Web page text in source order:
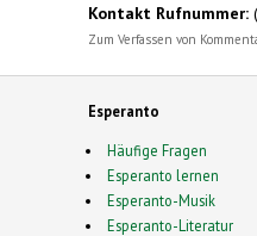
Kontakt Rufnummer:
Zum Verfassen von
Esperanto
Häufige Fragen
Esperanto lernen
Esperanto-Musik
Esperanto-Literatur